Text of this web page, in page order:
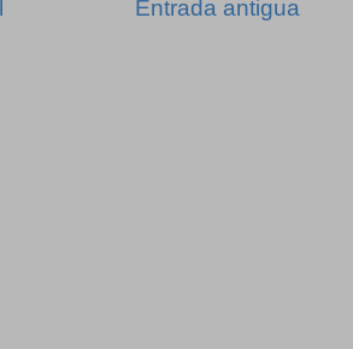
Entrada antigua